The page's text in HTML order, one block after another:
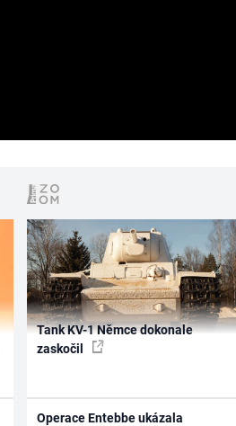
Tank KV-1 Němce dokonale
zaskočil
Operace Entebbe ukázala